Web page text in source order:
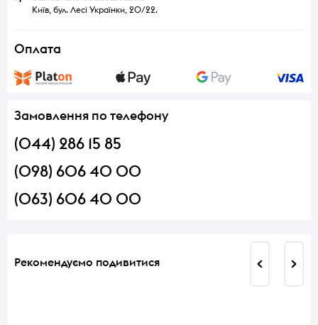
Київ, бул. Лесі Українки, 20/22.
Оплата
Замовлення по телефону
(044) 286 15 85
(098) 606 40 00
(063) 606 40 00
Рекомендуємо подивитися